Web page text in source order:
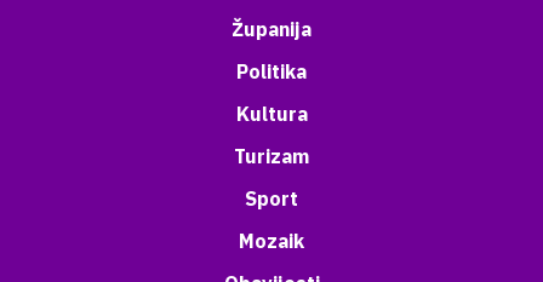
Županija
Politika
Kultura
Turizam
Sport
Mozaik